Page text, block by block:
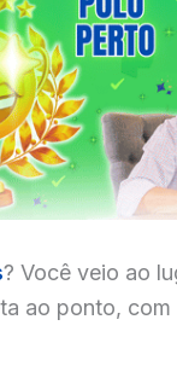
? Você veio ao
ao ponto,